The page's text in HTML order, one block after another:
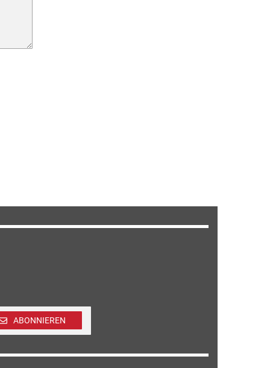
ABONNIEREN